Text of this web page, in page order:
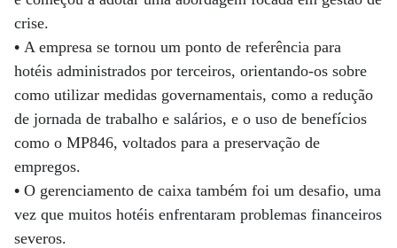
crise.
• A empresa se tornou um ponto de referência para
hotéis administrados por terceiros, orientando-os sobre
como utilizar medidas governamentais, como a redução
de jornada de trabalho e salários, e o uso de benefícios
como o MP846, voltados para a preservação de
empregos.
• O gerenciamento de caixa também foi um desafio, uma
vez que muitos hotéis enfrentaram problemas financeiros
severos.